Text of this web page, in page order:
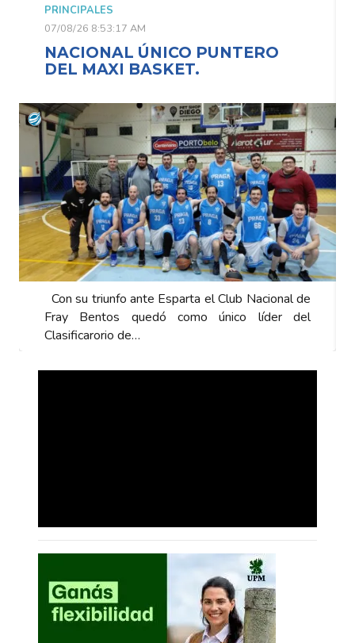
Nacional de
líder del
07/08/26 8:53:17 AM
NACIONAL ÚNICO
DEL MAXI BASKET.
Con su triunfo ante Esparta el Club
Fray Bentos quedó como